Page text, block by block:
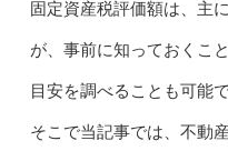
固定資産税評価額は、主
が、事前に知っておくこ
目安を調べることも可能で
そこで当記事では、不動